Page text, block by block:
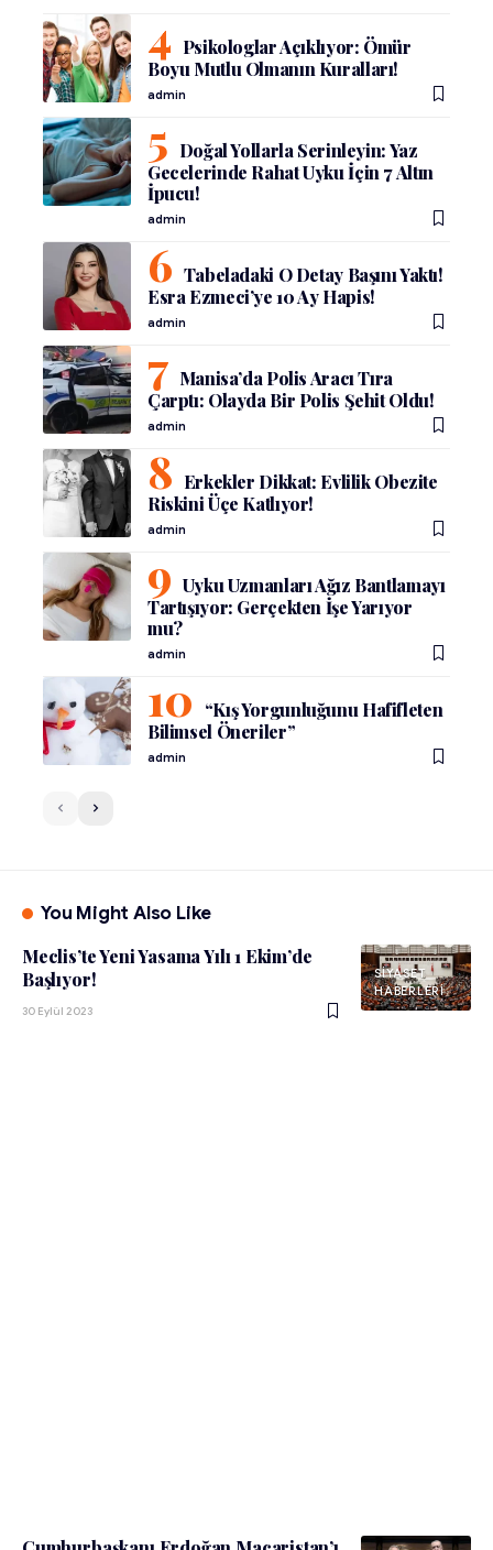
Psikologlar Açıklıyor: Ömür
Boyu Mutlu Olmanın Kuralları!
admin
Doğal Yollarla Serinleyin: Yaz
Gecelerinde Rahat Uyku İçin 7 Altın
İpucu!
admin
Tabeladaki O Detay Başını Yaktı!
Esra Ezmeci’ye 10 Ay Hapis!
admin
Manisa’da Polis Aracı Tıra
Çarptı: Olayda Bir Polis Şehit Oldu!
admin
Erkekler Dikkat: Evlilik Obezite
Riskini Üçe Katlıyor!
admin
Uyku Uzmanları Ağız Bantlamayı
Tartışıyor: Gerçekten İşe Yarıyor
mu?
admin
“Kış Yorgunluğunu Hafifleten
Bilimsel Öneriler”
admin
You Might Also Like
SIYASET
HABERLERI
Meclis’te Yeni Yasama Yılı 1 Ekim’de
Başlıyor!
30 Eylül 2023